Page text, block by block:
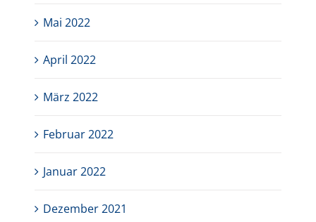
Mai 2022
April 2022
März 2022
Februar 2022
Januar 2022
Dezember 2021